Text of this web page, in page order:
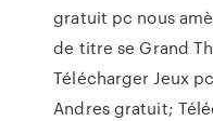
gratuit pc nous
de titre se Grand
Télécharger Jeux
Andres gratuit;